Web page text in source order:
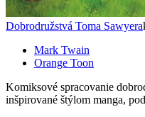
Dobrodružstvá Toma Sawyera
Mark Twain
Orange Toon
Komiksové spracovanie
inšpirované štýlom manga,